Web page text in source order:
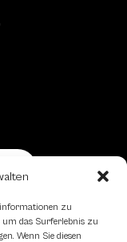
zu
das Surferlebnis zu
Wenn Sie diesen